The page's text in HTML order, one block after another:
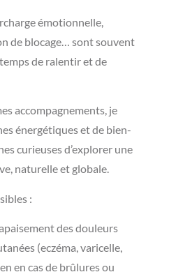
émotionnelle,
de blocage… sont souvent
de ralentir et de
accompagnements, je
énergétiques et de bien-
curieuses d’explorer une
naturelle et globale.
:
des douleurs
(eczéma, varicelle,
en cas de brûlures ou